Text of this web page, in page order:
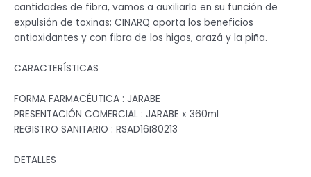
cantidades de fibra, vamos a auxiliarlo en su función de
expulsión de toxinas; CINARQ aporta los beneficios
antioxidantes y con fibra de los higos, arazá y la piña.
CARACTERÍSTICAS
FORMA FARMACÉUTICA : JARABE
PRESENTACIÓN COMERCIAL : JARABE x 360ml
REGISTRO SANITARIO : RSAD16I80213
DETALLES